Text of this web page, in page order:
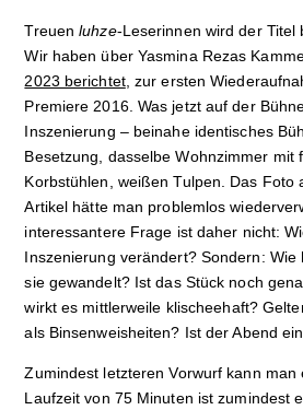
Treuenluhze-Leserinnen wird der Titel
Wir haben über Yasmina Rezas
2023 berichtet, zur ersten
Premiere 2016. Was jetzt auf der
Inszenierung – beinahe identisches
Besetzung, dasselbe Wohnzimmer mit
Korbstühlen, weißen Tulpen. Das Foto
Artikel hätte man problemlos
interessantere Frage ist daher nicht:
Inszenierung verändert? Sondern: Wie
sie gewandelt? Ist das Stück noch
wirkt es mittlerweile klischeehaft?
als Binsenweisheiten? Ist der Abend
Zumindest letzteren Vorwurf kann man
Laufzeit von 75 Minuten ist zumindest